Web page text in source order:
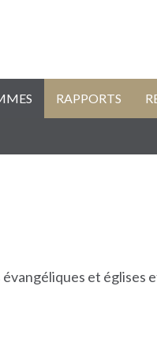
RAPPORTS
et églises